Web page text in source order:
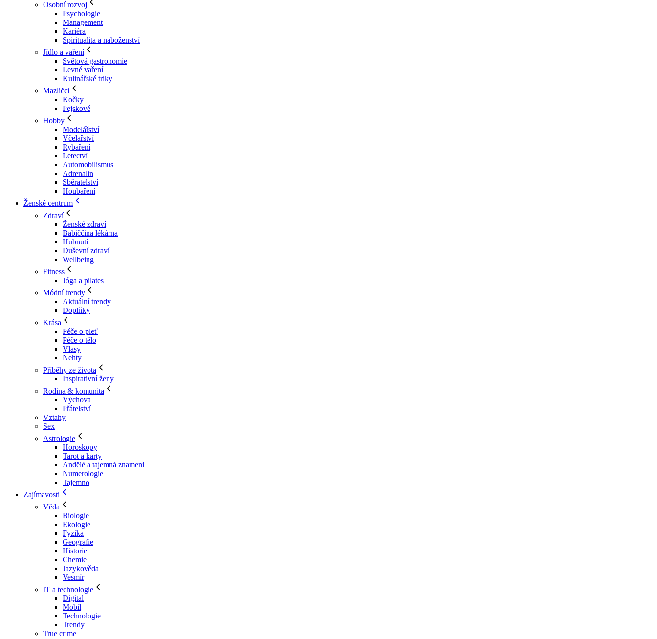
Osobní rozvoj
Psychologie
Management
Kariéra
Spiritualita a náboženství
Jídlo a vaření
Světová gastronomie
Levné vaření
Kulinářské triky
Mazlíčci
Kočky
Pejskové
Hobby
Modelářství
Včelařství
Rybaření
Letectví
Automobilismus
Adrenalin
Sběratelství
Houbaření
Ženské centrum
Zdraví
Ženské zdraví
Babiččina lékárna
Hubnutí
Duševní zdraví
Wellbeing
Fitness
Jóga a pilates
Módní trendy
Aktuální trendy
Doplňky
Krása
Péče o pleť
Péče o tělo
Vlasy
Nehty
Příběhy ze života
Inspirativní ženy
Rodina & komunita
Výchova
Přátelství
Vztahy
Sex
Astrologie
Horoskopy
Tarot a karty
Andělé a tajemná znamení
Numerologie
Tajemno
Zajímavosti
Věda
Biologie
Ekologie
Fyzika
Geografie
Historie
Chemie
Jazykověda
Vesmír
IT a technologie
Digital
Mobil
Technologie
Trendy
True crime